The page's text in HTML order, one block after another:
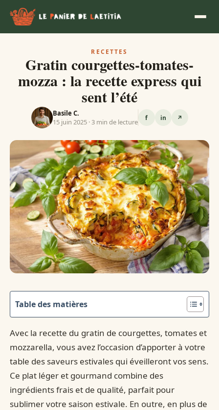
RECETTES
Gratin courgettes-tomates-
mozza : la recette express qui
sent l’été
Basile C.
15 juin 2025 · 3 min de lecture
f in ↗
Table des matières
Avec la recette du gratin de courgettes, tomates et
mozzarella, vous avez l’occasion d’apporter à votre
table des saveurs estivales qui éveilleront vos sens.
Ce plat léger et gourmand combine des
ingrédients frais et de qualité, parfait pour
sublimer votre saison estivale. En outre, en plus de